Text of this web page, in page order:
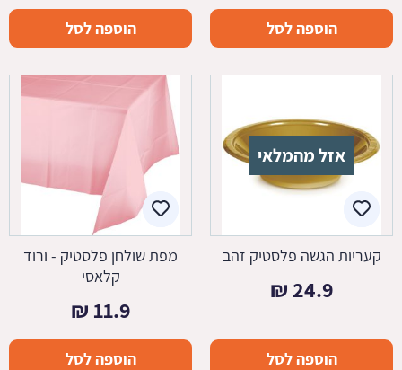
הוספה לסל הוספה לסל
אזל מהמלאי
קעריות הגשה פלסטיק זהב
24.9
₪
הוספה לסל
מפת שולחן פלסטיק - ורוד
קלאסי
11.9
₪
הוספה לסל